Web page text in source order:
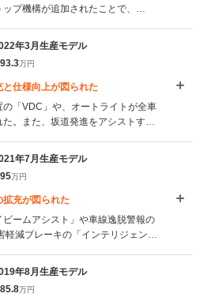
プ機構が追加されたことで、
「GX」グレードのヘッドランプがハ
へと変更され、省エネルギー化と視
が図られている。（2022.4）
年3月生産モデル
93.3万円
仕様向上が図られた
の「VDC」や、オートライトが全車
た。また、坂道発進をアシストする
キLSD」などが一部のグレードに標
る。農繁仕様では、強化リアサスペ
備。（2021.8）
年7月生産モデル
95万円
充が図られた
ビームアシスト」や車線逸脱警報の
軽減ブレーキの「インテリジェント
突防止アシスト」などが備わる、
パッケージ」が新たに設定された。
様の装備が標準装備され、先進安全
年8月生産モデル
85.8万円